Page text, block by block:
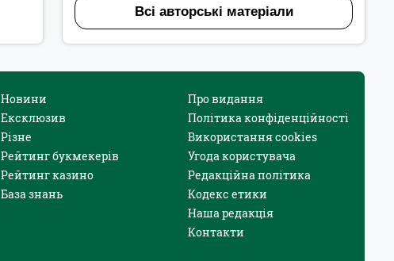
Всі авторські матеріали
Новини
Ексклюзив
Різне
Рейтинг букмекерів
Рейтинг казино
База знань
Про видання
Політика конфіденційності
Використання cookies
Угода користувача
Редакційна політика
Кодекс етики
Наша редакція
Контакти